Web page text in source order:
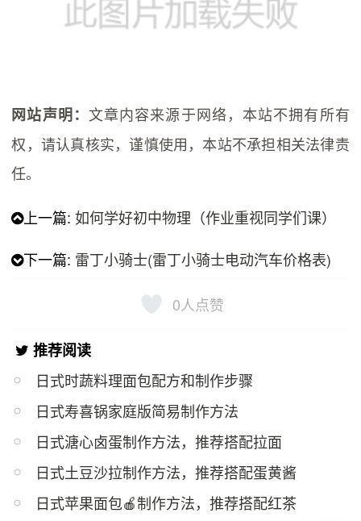
网站声明： 文章内容来源于网络，本站不拥有所有
权，请认真核实，谨慎使用，本站不承担相关法律责
任。
上一篇:如何学好初中物理（作业重视同学们课）
下一篇: 雷丁小骑士(雷丁小骑士电动汽车价格表)
0人点赞
推荐阅读
日式时蔬料理面包配方和制作步骤
日式寿喜锅家庭版简易制作方法
日式溏心卤蛋制作方法，推荐搭配拉面
日式土豆沙拉制作方法，推荐搭配蛋黄酱
日式苹果面包🍎制作方法，推荐搭配红茶